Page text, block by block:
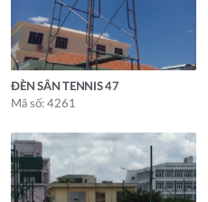
ĐÈN SÂN TENNIS 47
Mã số: 4261